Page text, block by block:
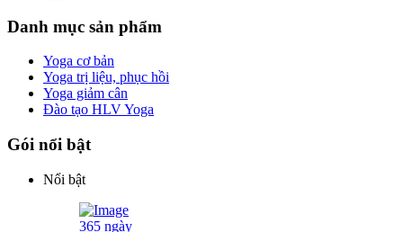
Danh mục sản phẩm
Yoga cơ bản
Yoga trị liệu, phục hồi
Yoga giảm cân
Đào tạo HLV Yoga
Gói nổi bật
Nổi bật
365 ngày